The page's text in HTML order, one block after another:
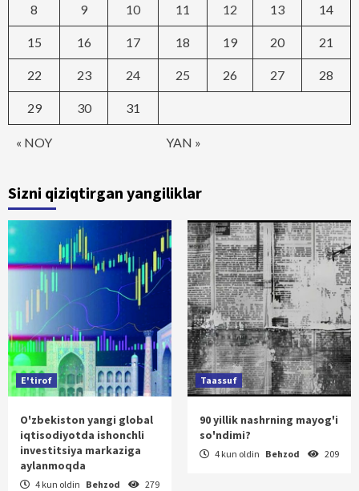
« NOY YAN »
8 9 10 11 12 13 14
15 16 17 18 19 20 21
22 23 24 25 26 27 28
29 30 31
Sizni qiziqtirgan yangiliklar
E'tirof
O'zbekiston yangi global
iqtisodiyotda ishonchli
investitsiya markaziga
aylanmoqda
4 kun oldin Behzod 279
Taassuf
90 yillik nashrning mayog'i
so'ndimi?
4 kun oldin Behzod 209